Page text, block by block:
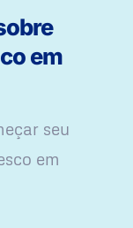
em
seu
em